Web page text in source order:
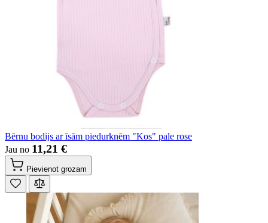
Bērnu bodijs ar īsām piedurknēm "Kos" pale rose
Jau no 11,21 €
Pievienot grozam